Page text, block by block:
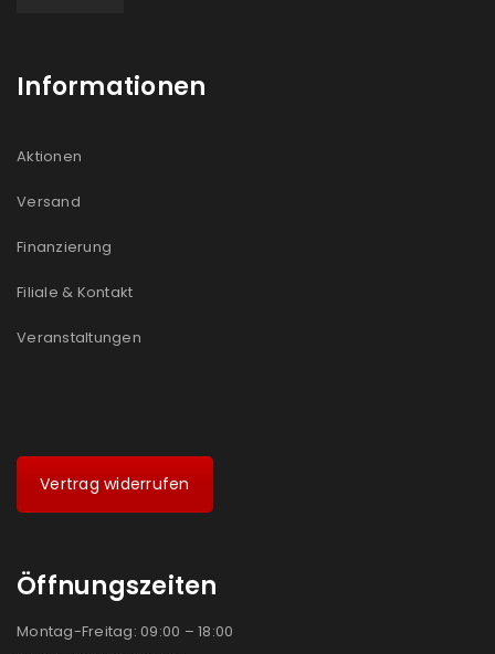
Informationen
Aktionen
Versand
Finanzierung
Filiale & Kontakt
Veranstaltungen
Vertrag widerrufen
Öffnungszeiten
Montag-Freitag: 09:00 – 18:00